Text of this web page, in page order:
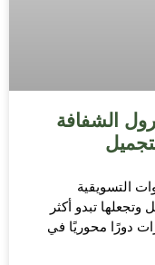
الشفافة
التسويقية
تبدو أكثر
دورًا محوريًا في